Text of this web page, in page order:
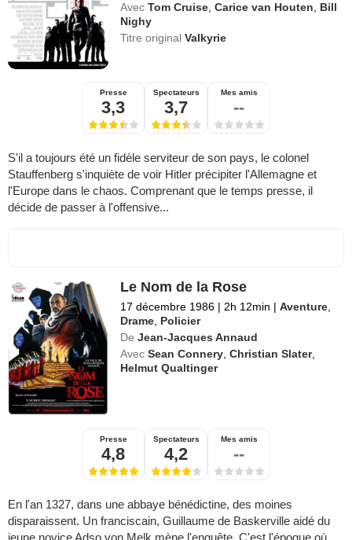
Avec Tom Cruise,Carice van Houten, Bill
Nighy
Titre originalValkyrie
Presse
3,3
Spectateurs
3,7
Mes amis
--
S'il a toujours été un fidèle serviteur de son pays, le colonel
Stauffenberg s'inquiète de voir Hitler précipiter l'Allemagne et
l'Europe dans le chaos. Comprenant que le temps presse, il
décide de passer à l'offensive...
Le Nom de la Rose
17 décembre 1986 | 2h 12min | Aventure,
Drame, Policier
De Jean-Jacques Annaud
Avec Sean Connery,Christian Slater,
Helmut Qualtinger
Presse
4,8
Spectateurs
4,2
Mes amis
--
En l'an 1327, dans une abbaye bénédictine, des moines
disparaissent. Un franciscain, Guillaume de Baskerville aidé du